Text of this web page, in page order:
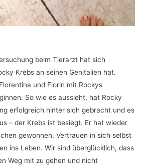
beim Tierarzt hat sich
Krebs an seinen Genitalien hat.
und Florin mit Rockys
So wie es aussieht, hat Rocky
erfolgreich hinter sich gebracht und es
– der Krebs ist besiegt. Er hat wieder
gewonnen, Vertrauen in sich selbst
ins Leben. Wir sind überglücklich, dass
Weg mit zu gehen und nicht